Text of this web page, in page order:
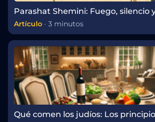
Artículo · 3 minutos